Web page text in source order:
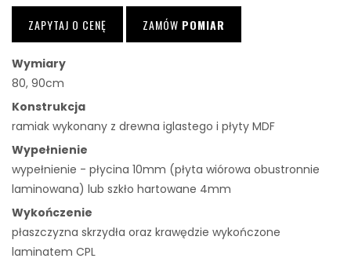
ZAPYTAJ O CENĘ ZAMÓW POMIAR
Wymiary
80, 90cm
Konstrukcja
ramiak wykonany z drewna iglastego i płyty MDF
Wypełnienie
wypełnienie - płycina 10mm (płyta wiórowa obustronnie
laminowana) lub szkło hartowane 4mm
Wykończenie
płaszczyzna skrzydła oraz krawędzie wykończone
laminatem CPL